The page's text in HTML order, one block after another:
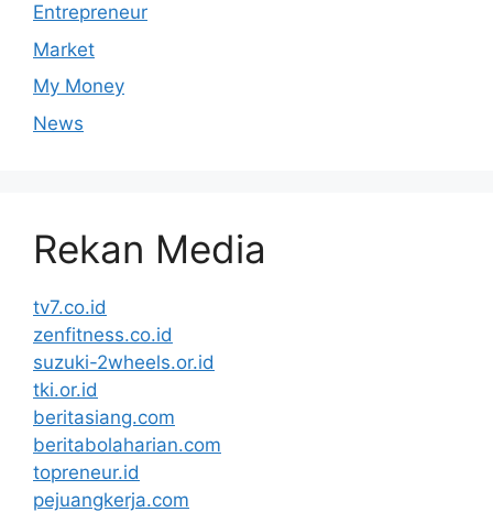
Entrepreneur
Market
My Money
News
Rekan Media
tv7.co.id
zenfitness.co.id
suzuki-2wheels.or.id
tki.or.id
beritasiang.com
beritabolaharian.com
topreneur.id
pejuangkerja.com